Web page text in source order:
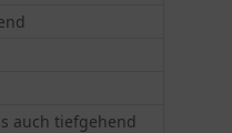
auch tiefgehend